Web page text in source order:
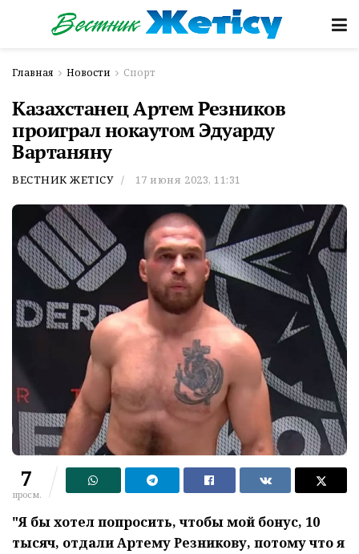
Главная Новости Спорт
Казахстанец Артем Резников
проиграл нокаутом Эдуарду
Вартаняну
ВЕСТНИК ЖЕТІСУ 17 июня 2023, 11:31
7
просм.
"Я бы хотел попросить, чтобы мой бонус, 10
тысяч, отдали Артему Резникову, потому что я